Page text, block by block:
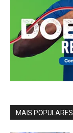
MAIS